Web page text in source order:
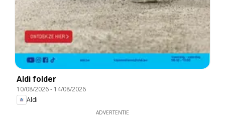
Aldi folder
10/08/2026- 14/08/2026
Aldi
ADVERTENTIE